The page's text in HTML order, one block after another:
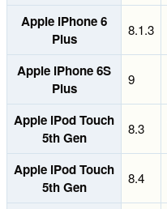
Apple iPhone 6
Plus
8.1.3
Apple iPhone 6S
Plus
9
Apple iPod Touch
5th Gen
8.3
Apple iPod Touch
5th Gen
8.4